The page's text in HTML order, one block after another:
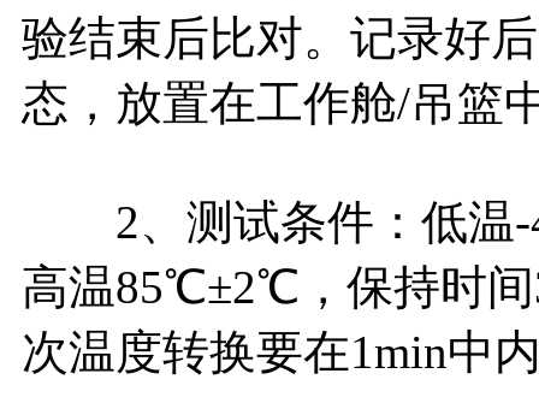
验结束后比对。记录好
态，放置在工作舱/吊篮
2、测试条件：低温-
高温85℃±2℃，保持时间
次温度转换要在1min中